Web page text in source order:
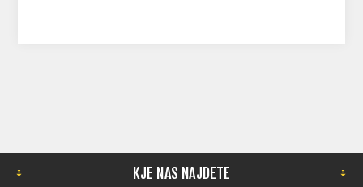
KJE NAS NAJDETE